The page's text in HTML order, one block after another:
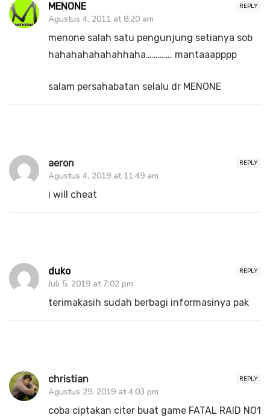
REPLY
MENONE
Agustus 4, 2011 at 8:20 am
menone salah satu pengunjung setianya sob
hahahahahahahhaha…………. mantaaapppp
salam persahabatan selalu dr MENONE
REPLY
aeron
Agustus 4, 2019 at 11:49 am
i will cheat
REPLY
duko
Juli 5, 2019 at 7:02 pm
terimakasih sudah berbagi informasinya pak
REPLY
christian
Agustus 29, 2019 at 4:03 pm
coba ciptakan citer buat game FATAL RAID NO1